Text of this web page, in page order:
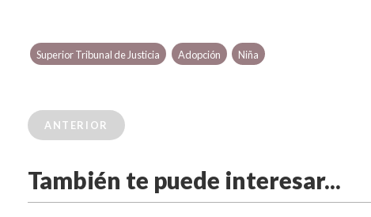
Superior Tribunal de Justicia Adopción Niña
ANTERIOR
También te puede interesar...